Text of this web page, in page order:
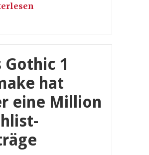
Gothic 1
hat
eine Million